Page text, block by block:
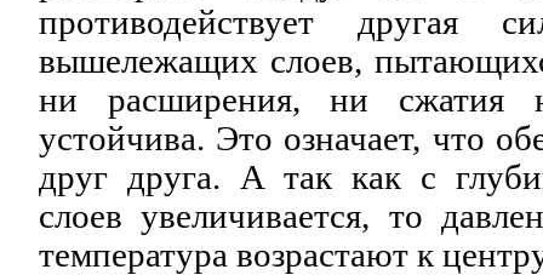
противодействует другая
вышележащих слоев,
ни расширения, ни сжатия
устойчива. Это означает, что
друг друга. А так как с
слоев увеличивается, то
температура возрастают к